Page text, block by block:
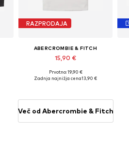
RAZPRODAJA
ABERCROMBIE & FITCH
15,90 €
Na voljo v različnih velikostih
Prvotno: 19,90 €
Zadnja najnižja cena13,90 €
Več od Abercrombie & Fitch